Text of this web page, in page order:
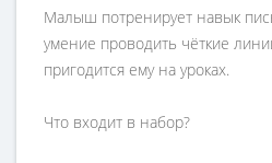
Малыш потренирует навык
умение проводить чёткие
пригодится ему на уроках.
Что входит в набор?